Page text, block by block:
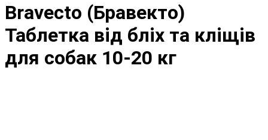
Bravecto (Бравекто)
Таблетка від бліх та кліщів
для собак 10-20 кг